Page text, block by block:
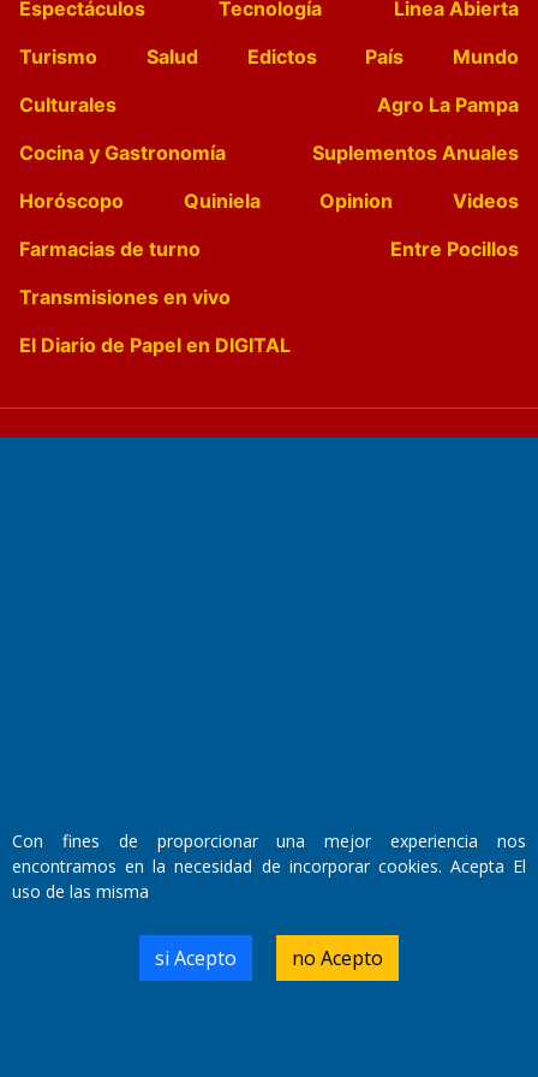
Espectáculos
Tecnología
Linea Abierta
Turismo
Salud Edictos País
Mundo
Culturales
Agro La Pampa
Cocina y Gastronomía
Suplementos Anuales
Horóscopo
Quiniela Opinion
Videos
Farmacias de turno
Entre Pocillos
Transmisiones en vivo
El Diario de Papel en DIGITAL
Domicilio Legal: José Ingenieros 855,
Número de Registro DNDA:
RL-2019-55551274-APN-DNDA#MJ
Con fines de proporcionar una mejor experiencia nos
encontramos en la necesidad de incorporar cookies. Acepta El
uso de las misma
si Acepto no Acepto